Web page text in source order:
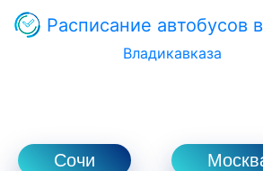
Расписание автобусов
Владикавказа
Сочи